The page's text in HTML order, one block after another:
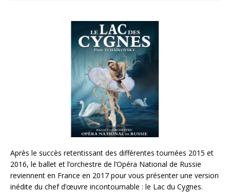
Après le succès retentissant des différentes tournées 2015 et
2016, le ballet et l’orchestre de l’Opéra National de Russie
reviennent en France en 2017 pour vous présenter une version
inédite du chef d’œuvre incontournable : le Lac du Cygnes.